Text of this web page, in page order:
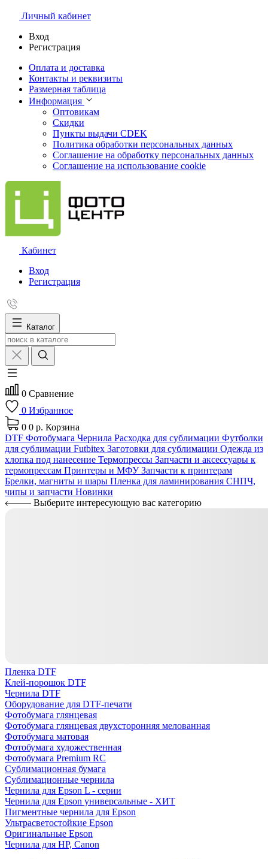
Личный кабинет
Вход
Регистрация
Оплата и доставка
Контакты и реквизиты
Размерная таблица
Информация
Оптовикам
Скидки
Пункты выдачи CDEK
Политика обработки персональных данных
Соглашение на обработку персональных данных
Соглашение на использование cookie
Кабинет
Вход
Регистрация
Каталог
0 Сравнение
0 Избранное
0 0 р. Корзина
DTF Фотобумага Чернила Расходка для сублимации Футболки
для сублимации Futbitex Заготовки для сублимации Одежда из
хлопка под нанесение Термопрессы Запчасти и аксессуары к
термопрессам Принтеры и МФУЗапчасти к принтерам
Брелки, магниты и шары Пленка для ламинирования СНПЧ,
чипы и запчасти Новинки
Выберите интересующую вас категорию
Пленка DTF
Клей-порошок DTF
Чернила DTF
Оборудование для DTF-печати
Фотобумага глянцевая
Фотобумага глянцевая двухсторонняя мелованная
Фотобумага матовая
Фотобумага художественная
Фотобумага Premium RC
Сублимационная бумага
Сублимационные чернила
Чернила для Epson L - серии
Чернила для Epson универсальные - ХИТ
Пигментные чернила для Epson
Ультрасветостойкие Epson
Оригинальные Epson
Чернила для HP, Canon